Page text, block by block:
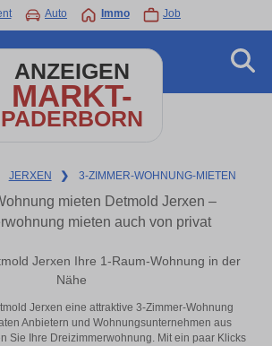
Auto Immo Job
ANZEIGEN
MARKT-
PADERBORN
JERXEN ❯ 3-ZIMMER-WOHNUNG-MIETEN
mieten Detmold Jerxen –
mieten auch von privat
Jerxen Ihre 1-Raum-Wohnung in der
Nähe
Jerxen eine attraktive 3-Zimmer-Wohnung
Anbietern und Wohnungsunternehmen aus
Sie Ihre Dreizimmerwohnung. Mit ein paar Klicks